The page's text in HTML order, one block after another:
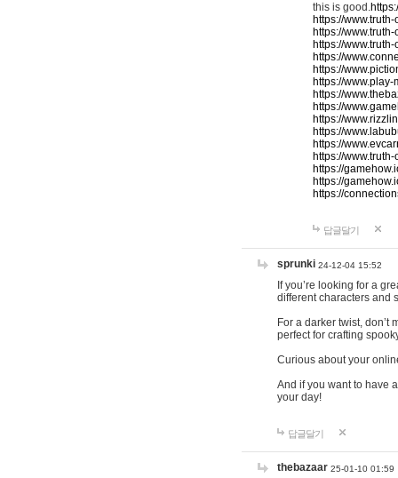
this is good.
https://
https://
https://
https://
https://
https://
https://
https://
https://
https://
https://
https://
https://
https://
https://
답글달기
sprunki 24-12-04 15:52
If you’re looking for a
different characters and
For a darker twist, don’t
perfect for crafting
Curious about your
And if you want to have
your day!
답글달기
thebazaar 25-01-10 01:59